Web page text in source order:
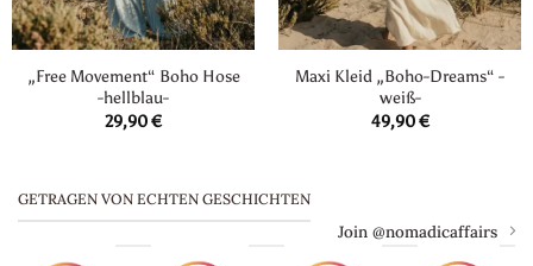
„Free Movement“ Boho Hose
-hellblau-
29,90€
Maxi Kleid „Boho-Dreams“ -
weiß-
49,90€
GETRAGEN VON ECHTEN GESCHICHTEN
Join @nomadicaffairs